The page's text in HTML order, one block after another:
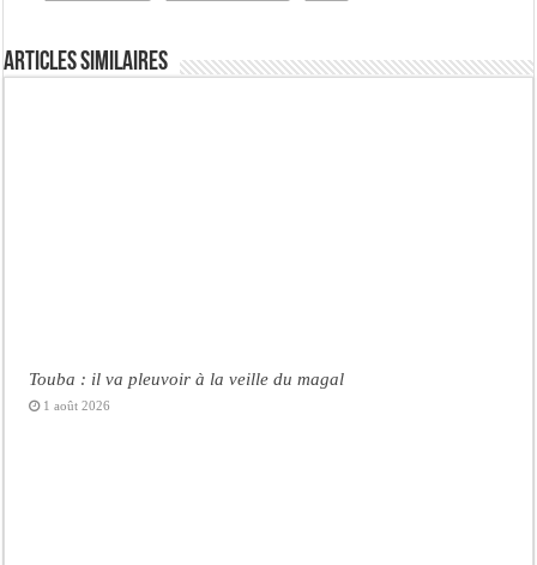
Articles similaires
Touba : il va pleuvoir à la veille du magal
1 août 2026